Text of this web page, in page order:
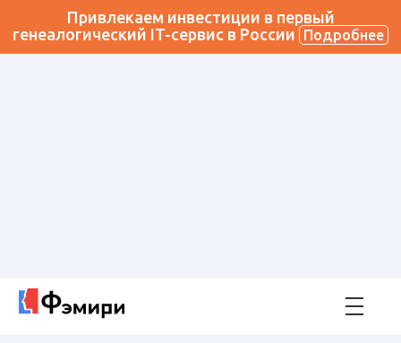
Привлекаем инвестиции в первый
генеалогический IT-сервис в России
Подробнее